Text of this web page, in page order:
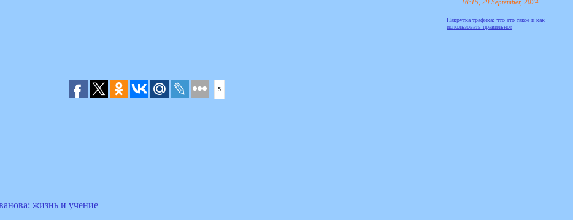
5
жизнь и учение
16:15, 29 September, 2024
Накрутка трафика: что это такое и как
использовать правильно?